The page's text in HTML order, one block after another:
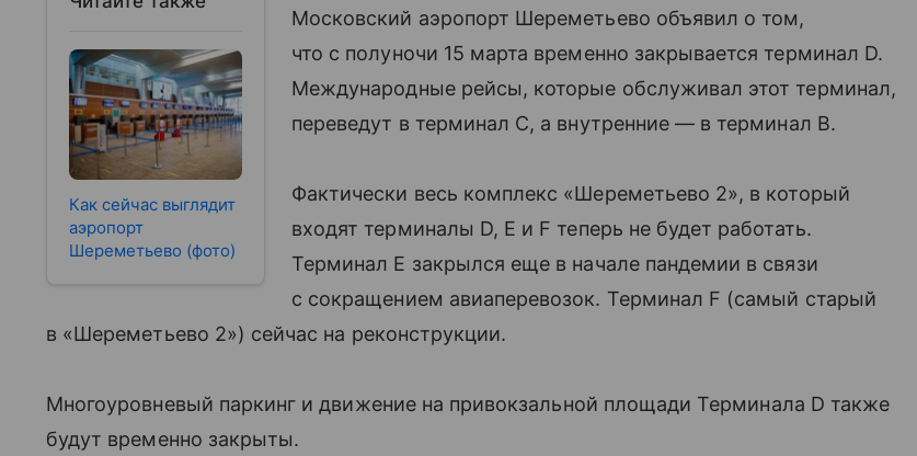
Как сейчас выглядит
аэропорт
Шереметьево (фото)
Московский аэропорт Шереметьево объявил о том,
что с полуночи 15 марта временно закрывается терминал D.
Международные рейсы, которые обслуживал этот терминал,
переведут в терминал С, а внутренние — в терминал B.
Фактически весь комплекс «Шереметьево 2», в который
входят терминалы D, E и F теперь не будет работать.
Терминал Е закрылся еще в начале пандемии в связи
с сокращением авиаперевозок. Терминал F (самый старый
в «Шереметьево 2») сейчас на реконструкции.
Многоуровневый паркинг и движение на привокзальной площади Терминала D также
будут временно закрыты.